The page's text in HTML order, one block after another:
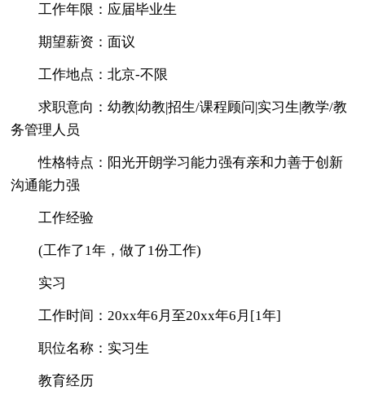
工作年限：应届毕业生
期望薪资：面议
工作地点：北京-不限
求职意向：幼教|幼教|招生/课程顾问|实习生|教学/教
务管理人员
性格特点：阳光开朗学习能力强有亲和力善于创新
沟通能力强
工作经验
(工作了1年，做了1份工作)
实习
工作时间：20xx年6月至20xx年6月[1年]
职位名称：实习生
教育经历